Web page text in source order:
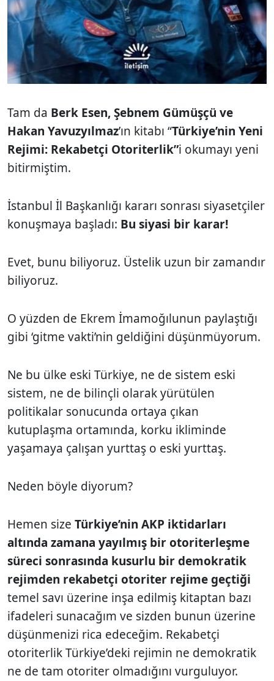
Tam da Berk Esen, Şebnem Gümüşçü ve
Hakan Yavuzyılmaz’ın kitabı “Türkiye’nin Yeni
Rejimi: Rekabetçi Otoriterlik”i okumayı yeni
bitirmiştim.
İstanbul İl Başkanlığı kararı sonrası siyasetçiler
konuşmaya başladı: Bu siyasi bir karar!
Evet, bunu biliyoruz. Üstelik uzun bir zamandır
biliyoruz.
O yüzden de Ekrem İmamoğılunun paylaştığı
gibi ‘gitme vakti’nin geldiğini düşünmüyorum.
Ne bu ülke eski Türkiye, ne de sistem eski
sistem, ne de bilinçli olarak yürütülen
politikalar sonucunda ortaya çıkan
kutuplaşma ortamında, korku ikliminde
yaşamaya çalışan yurttaş o eski yurttaş.
Neden böyle diyorum?
Hemen size Türkiye’nin AKP iktidarları
altında zamana yayılmış bir otoriterleşme
süreci sonrasında kusurlu bir demokratik
rejimden rekabetçi otoriter rejime geçtiği
temel savı üzerine inşa edilmiş kitaptan bazı
ifadeleri sunacağım ve sizden bunun üzerine
düşünmenizi rica edeceğim. Rekabetçi
otoriterlik Türkiye’deki rejimin ne demokratik
ne de tam otoriter olmadığını vurguluyor.